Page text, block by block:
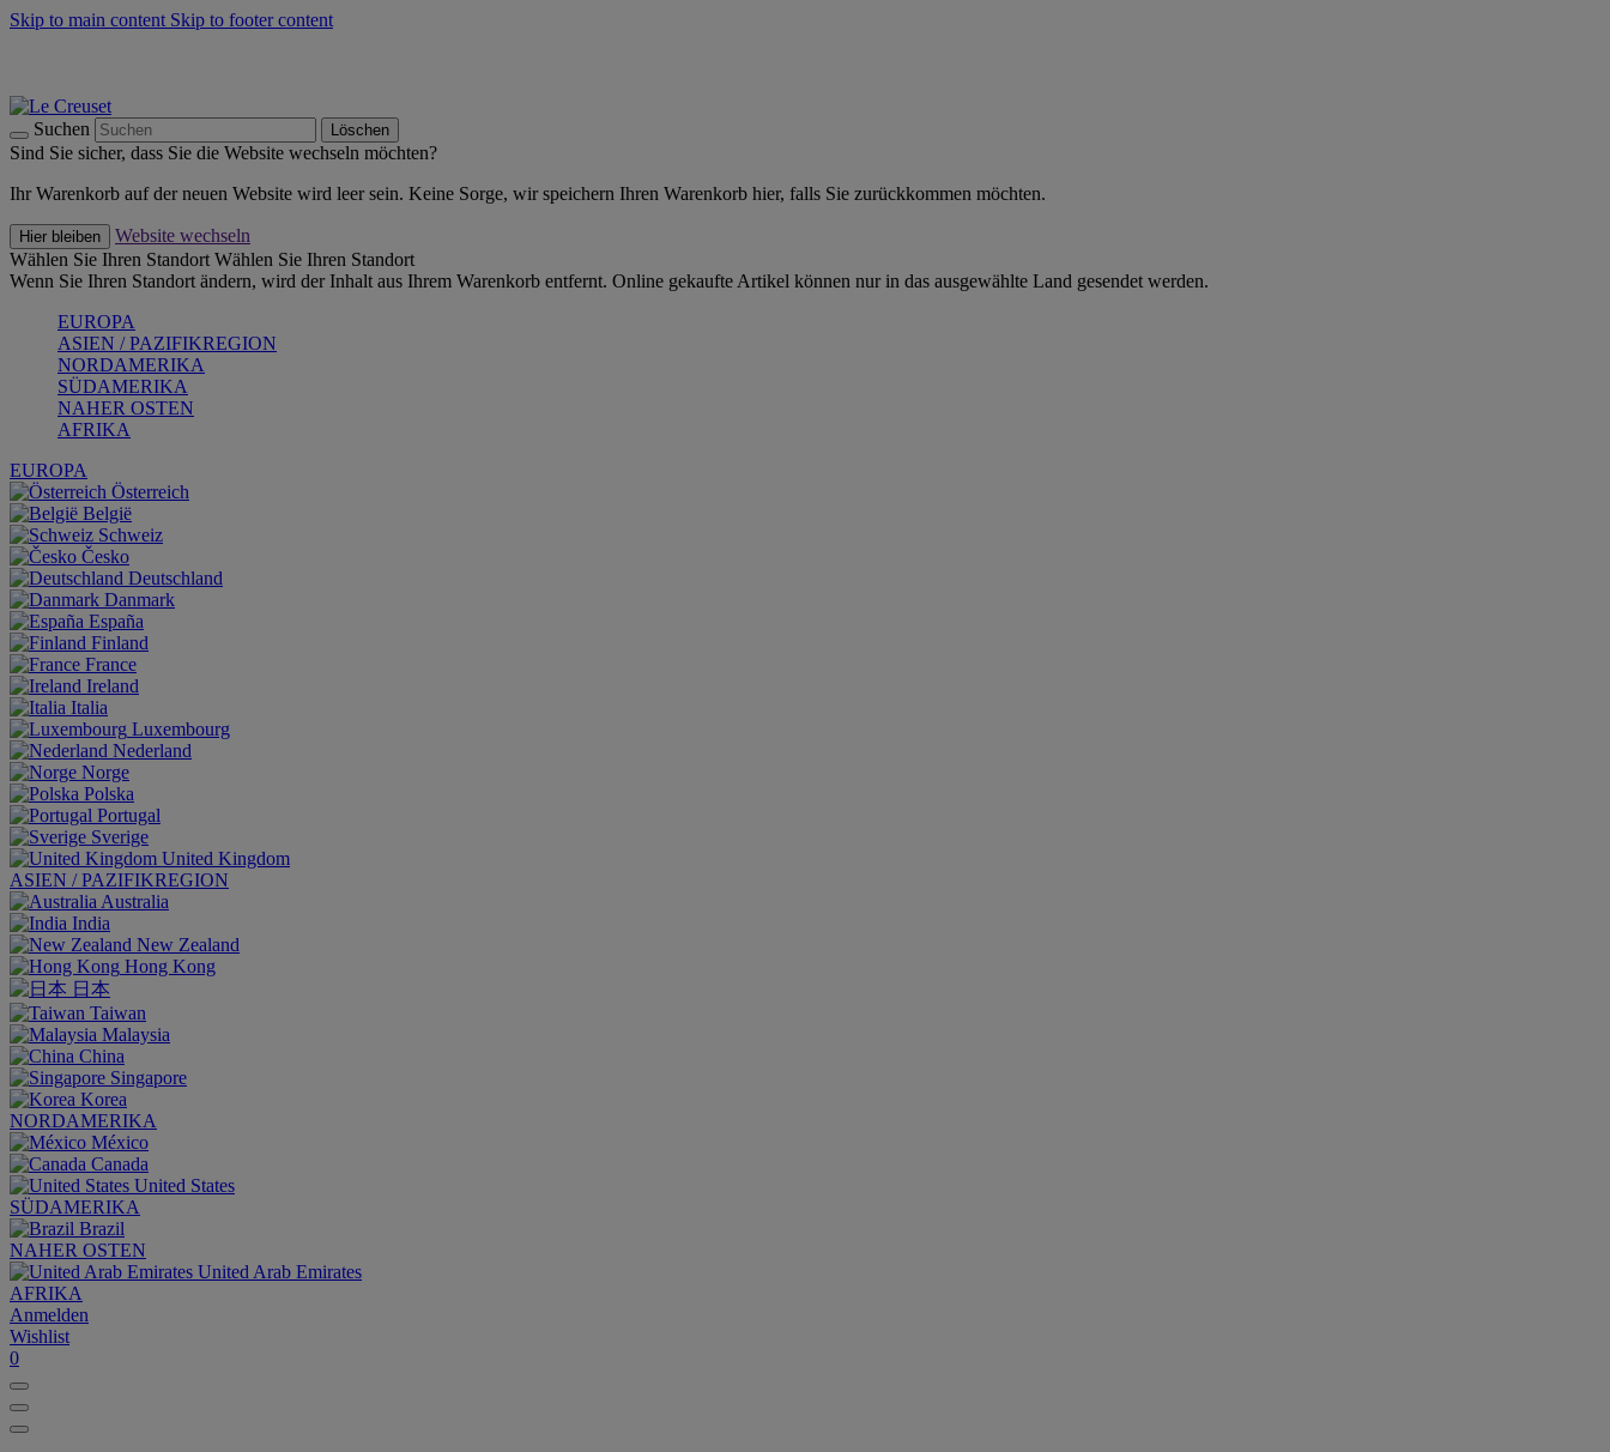
Skip to main content Skip to footer content
Suchen Löschen
Sind Sie sicher, dass Sie die Website wechseln möchten?
Ihr Warenkorb auf der neuen Website wird leer sein. Keine Sorge, wir speichern Ihren Warenkorb hier, falls Sie zurückkommen möchten.
Hier bleiben
Website wechseln
Wählen Sie Ihren Standort Wählen Sie Ihren Standort
Wenn Sie Ihren Standort ändern, wird der Inhalt aus Ihrem Warenkorb entfernt. Online gekaufte Artikel können nur in das ausgewählte Land gesendet werden.
EUROPA
ASIEN / PAZIFIKREGION
NORDAMERIKA
SÜDAMERIKA
NAHER OSTEN
AFRIKA
EUROPA
Österreich
België
Schweiz
Česko
Deutschland
Danmark
España
Finland
France
Ireland
Italia
Luxembourg
Nederland
Norge
Polska
Portugal
Sverige
United Kingdom
ASIEN / PAZIFIKREGION
Australia
India
New Zealand
Hong Kong
日本
Taiwan
Malaysia
China
Singapore
Korea
NORDAMERIKA
México
Canada
United States
SÜDAMERIKA
Brazil
NAHER OSTEN
United Arab Emirates
AFRIKA
Anmelden
Wishlist
0